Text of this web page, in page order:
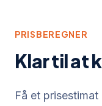
PRISBEREGNER
Klar til at
Få et